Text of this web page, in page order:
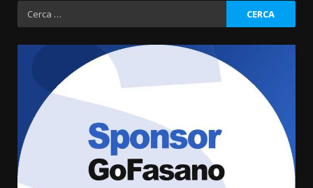
Ricerca
per:
“I Contestatori: Musica di
Rivoluzione”: nuovo
appuntamento con “Fasano in
Banda”